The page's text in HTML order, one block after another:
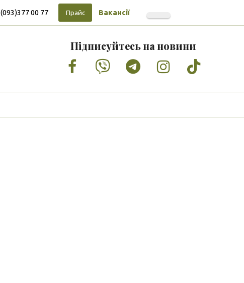
(093)377 00 77 Прайс Вакансії
Підписуйтесь на новини
Facebook
VimeoTumblrInstagram
Tiktok